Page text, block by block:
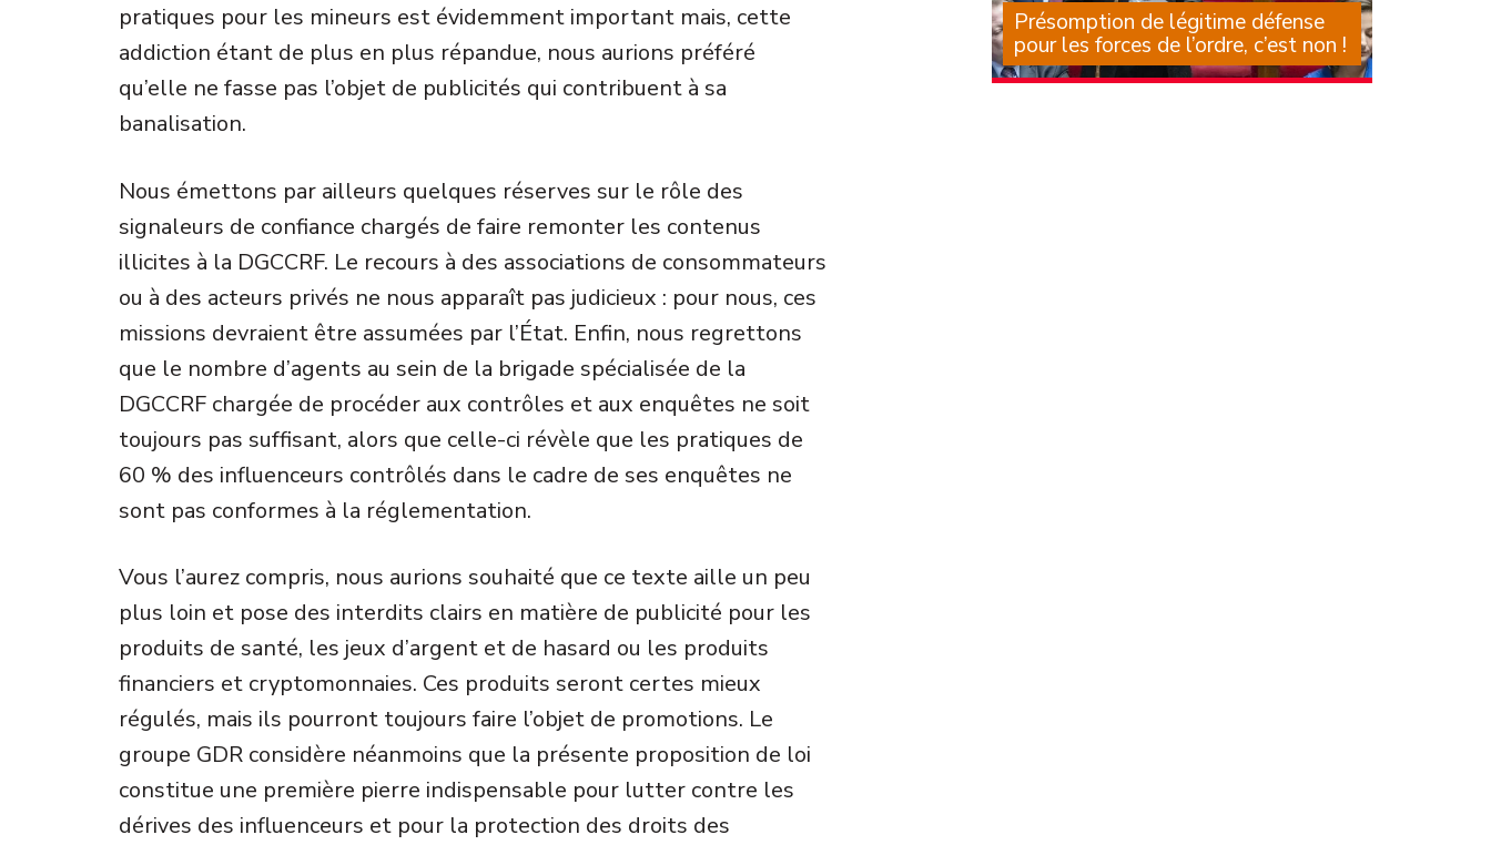
pratiques pour les mineurs est évidemment important mais, cette
addiction étant de plus en plus répandue, nous aurions préféré
qu’elle ne fasse pas l’objet de publicités qui contribuent à sa
banalisation.
Nous émettons par ailleurs quelques réserves sur le rôle des
signaleurs de confiance chargés de faire remonter les contenus
illicites à la DGCCRF. Le recours à des associations de consommateurs
ou à des acteurs privés ne nous apparaît pas judicieux : pour nous, ces
missions devraient être assumées par l’État. Enfin, nous regrettons
que le nombre d’agents au sein de la brigade spécialisée de la
DGCCRF chargée de procéder aux contrôles et aux enquêtes ne soit
toujours pas suffisant, alors que celle-ci révèle que les pratiques de
60 % des influenceurs contrôlés dans le cadre de ses enquêtes ne
sont pas conformes à la réglementation.
Vous l’aurez compris, nous aurions souhaité que ce texte aille un peu
plus loin et pose des interdits clairs en matière de publicité pour les
produits de santé, les jeux d’argent et de hasard ou les produits
financiers et cryptomonnaies. Ces produits seront certes mieux
régulés, mais ils pourront toujours faire l’objet de promotions. Le
groupe GDR considère néanmoins que la présente proposition de loi
constitue une première pierre indispensable pour lutter contre les
dérives des influenceurs et pour la protection des droits des
Présomption de légitime défense
pour les forces de l’ordre, c’est non !
Il est des textes dont on sait, au moment